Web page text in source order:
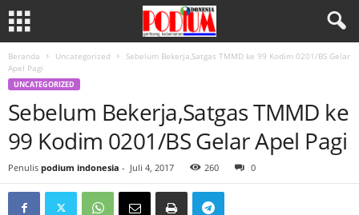
Beranda Uncategorized
Sebelum Bekerja,Satgas TMMD ke 99 Kodim 0201/BS Gelar
Apel Pagi
UNCATEGORIZED
Sebelum Bekerja,Satgas TMMD ke
99 Kodim 0201/BS Gelar Apel Pagi
Penulis podium indonesia - Juli 4, 2017 260 0